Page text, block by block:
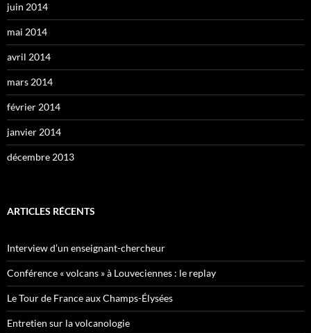
juin 2014
mai 2014
avril 2014
mars 2014
février 2014
janvier 2014
décembre 2013
ARTICLES RÉCENTS
Interview d’un enseignant-chercheur
Conférence « volcans » à Louveciennes : le replay
Le Tour de France aux Champs-Élysées
Entretien sur la volcanologie